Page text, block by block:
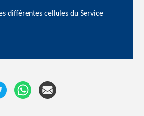
différentes cellules du Service